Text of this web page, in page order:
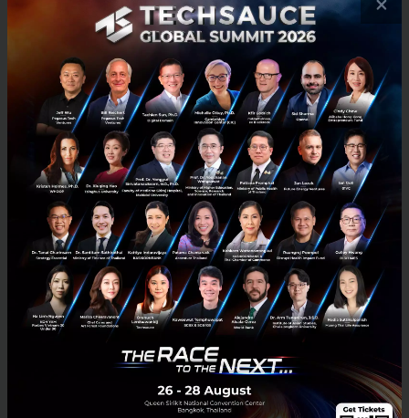
คุณพงศ์โภคา พุทธิแพทย์ Vice President and Manager, Global
Payment Services Department ธนาคารกรุงเทพ
คุณ Carl กล่าวเสริมเรื่องความท้าทายในภาพรวมของ
ประเทศไทยว่า ธนาคารในประเทศไทยถือเป็นผู้นำด้าน
การนำเทคโนโลยี Blockchain มาใช้ ยกตัวอย่างการใช้
Blockchain ใน Trade Finance ของธนาคารกรุงเทพ และ
โครงการต่างๆ ของธนาคารแห่งประเทศไทย แต่ทั้งนี้ สิ่ง
สำคัญไม่ใช่การคำนึงถึงความก้าวหน้าของเทคโนโลยี
เท่านั้น แต่ยังต้องคำนึงถึงผลกระทบจาก “มาตรการ” ซึ่ง
หากมีการกำหนดเทคโนโลยีขับเคลื่อนไปในทิศทางใด ก็
ควรปรับมาตรการให้สอดคล้องกับทิศทางนั้น เพื่อ
สนับสนุนทั้งภาคธุรกิจ และตอบโจทย์ผู้บริโภค
คุณพงศ์โภคา กล่าวปิดท้ายว่า ธนาคารกรุงเทพมีความ
พยายามที่จะพิสูจน์ความเป็นไปได้ของแนวคิด หรือ Proof